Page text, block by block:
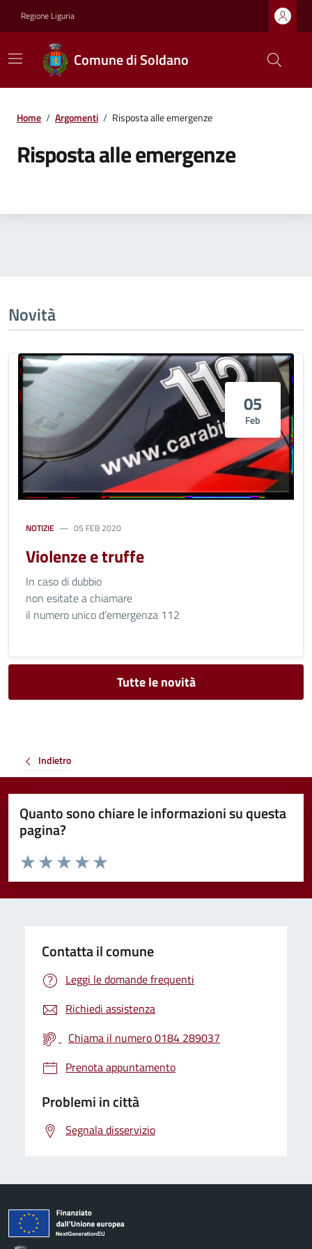
Regione Liguria
Comune di Soldano
Home / Argomenti / Risposta alle emergenze
Risposta alle emergenze
Novità
05
Feb
NOTIZIE 05 FEB 2020
Violenze e truffe
In caso di dubbio
non esitate a chiamare
il numero unico d’emergenza 112
Tutte le novità
Indietro
Quanto sono chiare le informazioni su questa
pagina?
Valuta da 1 a 5 stelle la pagina
Valuta 5 stelle su 5
Valuta 4 stelle su 5
Valuta 3 stelle su 5
Valuta 2 stelle su 5
Valuta 1 stelle su 5
Contatta il comune
Leggi le domande frequenti
Richiedi assistenza
Chiama il numero 0184 289037
Prenota appuntamento
Problemi in città
Segnala disservizio